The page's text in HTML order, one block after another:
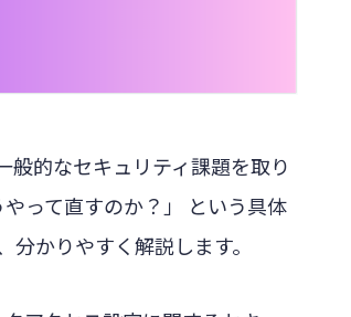
般的なセキュリティ課題を取り
って直すのか？」 という具体
かりやすく解説します。